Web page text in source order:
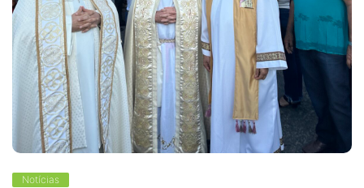
Notícias